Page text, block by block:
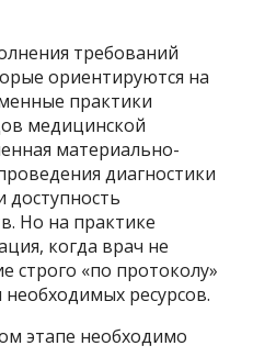
требований
ориентируются на
практики
медицинской
материально-
диагностики
доступность
Но на практике
когда врач не
строго «по протоколу»
необходимых ресурсов.
этапе необходимо